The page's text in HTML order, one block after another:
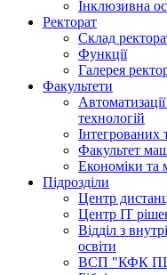
Інклюзивна
Ректорат
Склад
Функції
Галерея
Факультети
технологій
Інтегрованих
Факультет
Економіки та
Підрозділи
Центр
Центр ІТ
Відділ з
освіти
ВСП "КФК